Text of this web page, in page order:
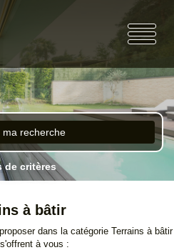
ma recherche
de critères
à bâtir
dans la catégorie Terrains à bâtir
à vous :